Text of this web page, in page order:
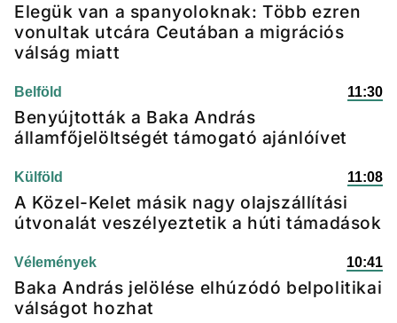
Elegük van a spanyoloknak: Több ezren
vonultak utcára Ceutában a migrációs
válság miatt
Belföld 11:30
Benyújtották a Baka András
államfőjelöltségét támogató ajánlóívet
Külföld 11:08
A Közel-Kelet másik nagy olajszállítási
útvonalát veszélyeztetik a húti támadások
Vélemények 10:41
Baka András jelölése elhúzódó belpolitikai
válságot hozhat